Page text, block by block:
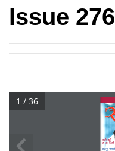
Issue 276
1 / 36